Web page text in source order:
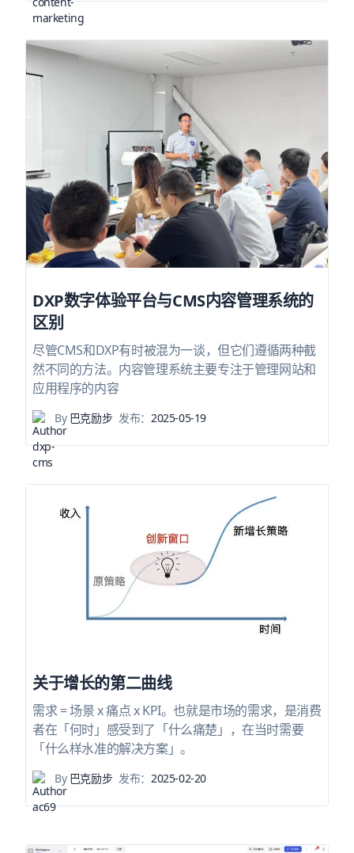
DXP数字体验平台与CMS内容管理系统的
区别
尽管CMS和DXP有时被混为一谈，但它们遵循两种截
然不同的方法。内容管理系统主要专注于管理网站和
应用程序的内容
By巴克励步 发布： 2025-05-19
关于增长的第二曲线
需求 = 场景 x 痛点 x KPI。也就是市场的需求，是消费
者在「何时」感受到了「什么痛楚」，在当时需要
「什么样水准的解决方案」。
By巴克励步 发布： 2025-02-20